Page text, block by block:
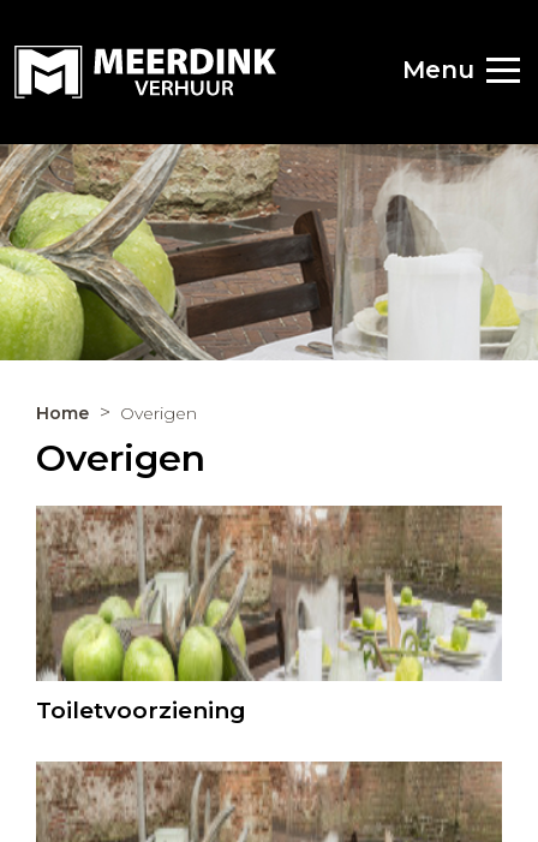
Menu
Home Overigen
Overigen
Toiletvoorziening